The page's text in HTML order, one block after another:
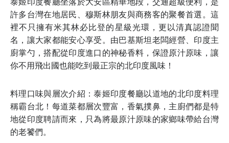
許多台灣在地居民、穆斯林朋友與商務客的聚餐首選。這
裡不只擁有米其林必比登的星級光環，更以清真認證聞
名，讓大家都能安心享受。由巴基斯坦老闆經營、印度主
廚掌勺，搭配從印度進口的神秘香料，保證原汁原味，讓
你不用飛出國也能吃到最正宗的北印度風味！
料理口味與層次介紹：泰姬印度餐廳以道地的北印度料理
稱霸台北！每道菜都層次豐富，香氣撲鼻，主廚們都是特
地從印度聘請而來，只為將最原汁原味的家鄉味帶給台灣
的老饕們。